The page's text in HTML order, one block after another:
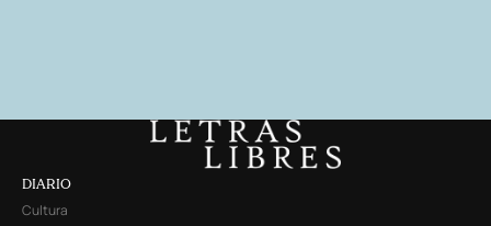
DIARIO
Cultura